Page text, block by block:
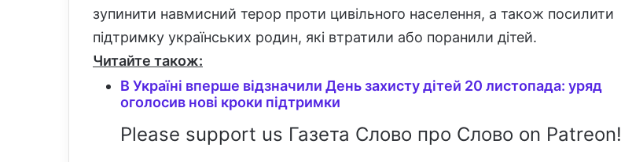
зупинити навмисний терор проти цивільного населення, а також посилити
підтримку українських родин, які втратили або поранили дітей.
Читайте також:
В Україні вперше відзначили День захисту дітей 20 листопада: уряд
оголосив нові кроки підтримки
Please support us Газета Слово про Слово on Patreon!